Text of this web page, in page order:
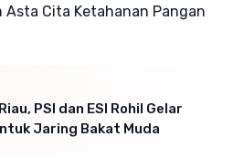
Asta Cita Ketahanan Pangan
PSI dan ESI Rohil Gelar
Jaring Bakat Muda